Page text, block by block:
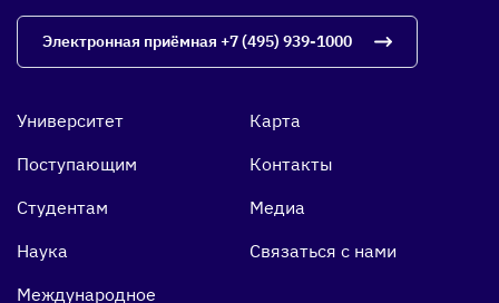
Электронная приёмная +7 (495) 939-1000
Университет
Поступающим
Студентам
Наука
Международное
Карта
Контакты
Медиа
Связаться с нами